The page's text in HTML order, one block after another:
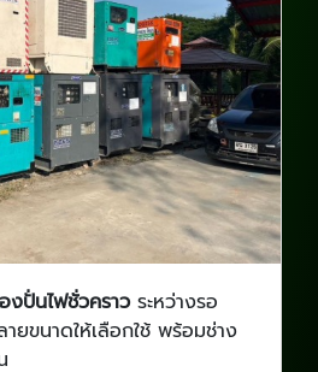
องปั่นไฟชั่วคราว ระหว่างรอ
ยขนาดให้เลือกใช้ พร้อมช่าง